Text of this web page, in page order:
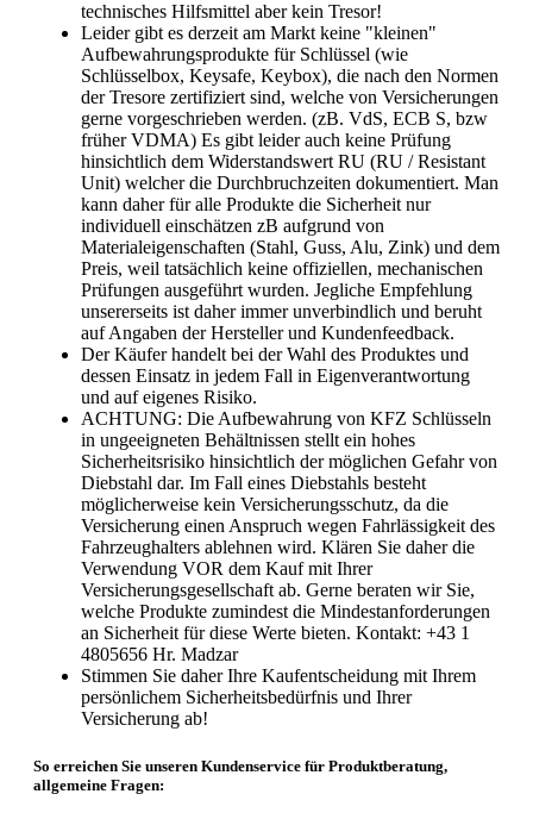
technisches Hilfsmittel aber kein Tresor!
Leider gibt es derzeit am Markt keine "kleinen"
Aufbewahrungsprodukte für Schlüssel (wie
Schlüsselbox, Keysafe, Keybox), die nach den Normen
der Tresore zertifiziert sind, welche von Versicherungen
gerne vorgeschrieben werden. (zB. VdS, ECB S, bzw
früher VDMA) Es gibt leider auch keine Prüfung
hinsichtlich dem Widerstandswert RU (RU / Resistant
Unit) welcher die Durchbruchzeiten dokumentiert. Man
kann daher für alle Produkte die Sicherheit nur
individuell einschätzen zB aufgrund von
Materialeigenschaften (Stahl, Guss, Alu, Zink) und dem
Preis, weil tatsächlich keine offiziellen, mechanischen
Prüfungen ausgeführt wurden. Jegliche Empfehlung
unsererseits ist daher immer unverbindlich und beruht
auf Angaben der Hersteller und Kundenfeedback.
Der Käufer handelt bei der Wahl des Produktes und
dessen Einsatz in jedem Fall in Eigenverantwortung
und auf eigenes Risiko.
ACHTUNG: Die Aufbewahrung von KFZ Schlüsseln
in ungeeigneten Behältnissen stellt ein hohes
Sicherheitsrisiko hinsichtlich der möglichen Gefahr von
Diebstahl dar. Im Fall eines Diebstahls besteht
möglicherweise kein Versicherungsschutz, da die
Versicherung einen Anspruch wegen Fahrlässigkeit des
Fahrzeughalters ablehnen wird. Klären Sie daher die
Verwendung VOR dem Kauf mit Ihrer
Versicherungsgesellschaft ab. Gerne beraten wir Sie,
welche Produkte zumindest die Mindestanforderungen
an Sicherheit für diese Werte bieten. Kontakt: +43 1
4805656 Hr. Madzar
Stimmen Sie daher Ihre Kaufentscheidung mit Ihrem
persönlichem Sicherheitsbedürfnis und Ihrer
Versicherung ab!
So erreichen Sie unseren Kundenservice für Produktberatung,
allgemeine Fragen: